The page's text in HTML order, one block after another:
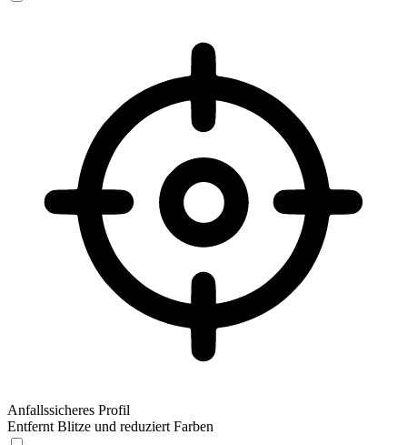
Anfallssicheres Profil
Entfernt Blitze und reduziert Farben